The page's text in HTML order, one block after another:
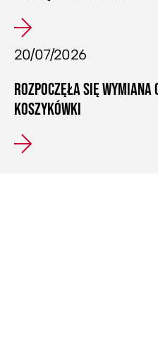
20/07/2026
ROZPOCZĘŁA SIĘ WYMIANA
KOSZYKÓWKI